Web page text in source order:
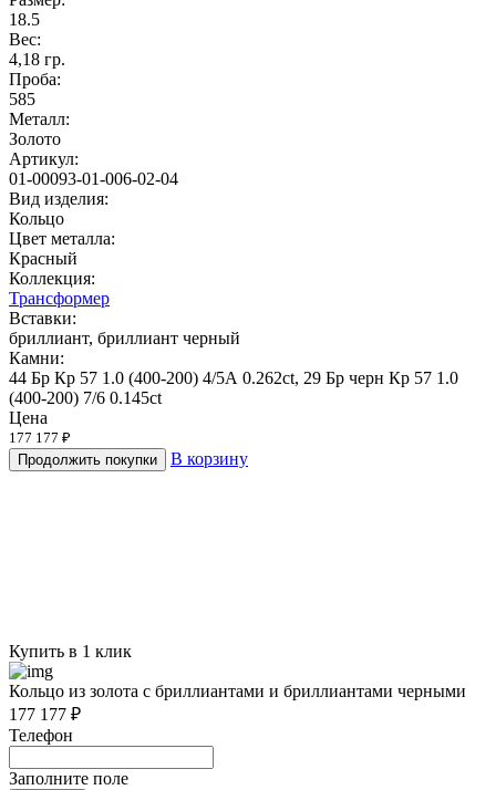
18.5
Вес:
4,18 гр.
Проба:
585
Металл:
Золото
Артикул:
01-00093-01-006-02-04
Вид изделия:
Кольцо
Цвет металла:
Красный
Коллекция:
Трансформер
Вставки:
бриллиант, бриллиант черный
Камни:
44 Бр Кр 57 1.0 (400-200) 4/5А 0.262ct, 29 Бр черн Кр 57 1.0
(400-200) 7/6 0.145ct
Цена
177 177 ₽
Продолжить покупки
В корзину
Купить в 1 клик
Кольцо из золота с бриллиантами и бриллиантами черными
177 177 ₽
Телефон
Заполните поле